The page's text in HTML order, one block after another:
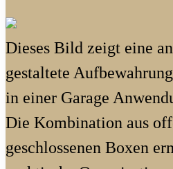
Dieses Bild zeigt eine
gestaltete
in einer Garage
Die Kombination aus
geschlossenen Boxen